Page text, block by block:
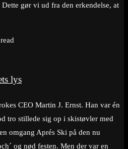
gør vi ud fra den erkendelse, at
lys
CEO Martin J. Ernst. Han var én
tro stillede sig op i skistøvler med
omgang Aprés Ski på den nu
og nød festen. Men der var en